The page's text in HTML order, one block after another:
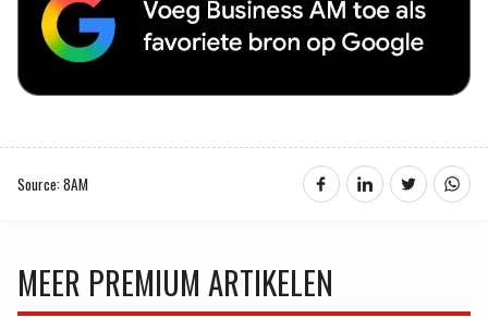
Source: 8AM
MEER PREMIUM ARTIKELEN